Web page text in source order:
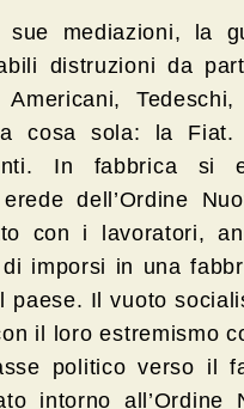
sue mediazioni, la
distruzioni da
Americani,
cosa sola: la
In fabbrica si
dell’Ordine
con i lavoratori,
di imporsi in una
paese. Il vuoto
il loro estremismo
politico verso il
intorno all’Ordine